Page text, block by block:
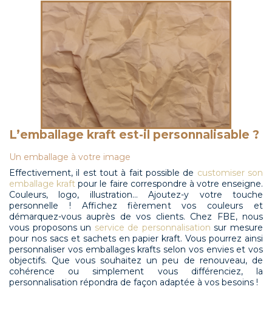
L’emballage kraft est-il personnalisable ?
Un emballage à votre image
Effectivement, il est tout à fait possible de customiser son
emballage kraft pour le faire correspondre à votre enseigne.
Couleurs, logo, illustration… Ajoutez-y votre touche
personnelle ! Affichez fièrement vos couleurs et
démarquez-vous auprès de vos clients. Chez FBE, nous
vous proposons un service de personnalisation sur mesure
pour nos sacs et sachets en papier kraft. Vous pourrez ainsi
personnaliser vos emballages krafts selon vos envies et vos
objectifs. Que vous souhaitez un peu de renouveau, de
cohérence ou simplement vous différenciez, la
personnalisation répondra de façon adaptée à vos besoins !